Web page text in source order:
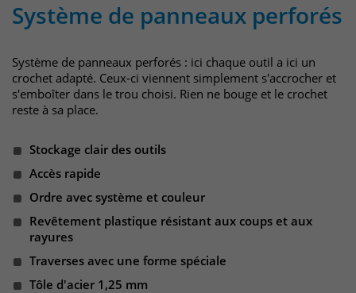
Système de panneaux perforés
Système de panneaux perforés : ici chaque outil a ici un
crochet adapté. Ceux-ci viennent simplement s'accrocher et
s'emboîter dans le trou choisi. Rien ne bouge et le crochet
reste à sa place.
Stockage clair des outils
Accès rapide
Ordre avec système et couleur
Revêtement plastique résistant aux coups et aux
rayures
Traverses avec une forme spéciale
Tôle d'acier 1,25 mm
auf unserem Server gespeichert und
Name
Anbieter Matomo
Laufzeit
Das Cookie wird von Matomo
instralliert. Das Cookie wird verwendet,
Kampagnendaten zu berechnen und
die Nutzung der Website für den